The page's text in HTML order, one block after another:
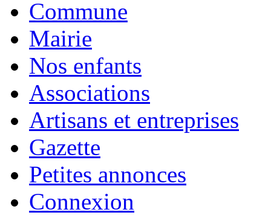
Commune
Mairie
Nos enfants
Associations
Artisans et entreprises
Gazette
Petites annonces
Connexion